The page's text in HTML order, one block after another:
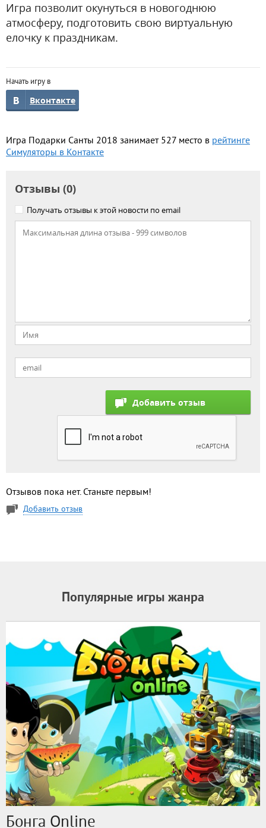
Игра позволит окунуться в новогоднюю
атмосферу, подготовить свою виртуальную
елочку к праздникам.
Начать игру в
Вконтакте
Игра Подарки Санты 2018 занимает 527 место в рейтинге
Симуляторы в Контакте
Отзывы (0)
Получать отзывы к этой новости по email
Отзывов пока нет. Станьте первым!
Добавить отзыв
Популярные игры жанра
Бонга Online